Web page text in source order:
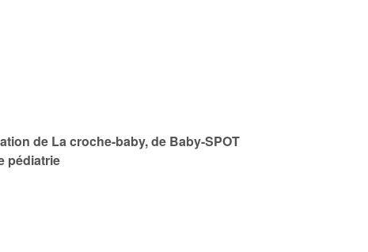
de La croche-baby, de Baby-SPOT
pédiatrie